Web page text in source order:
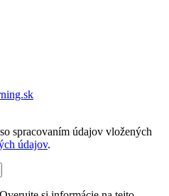
spracovaním údajov vložených
údajov.